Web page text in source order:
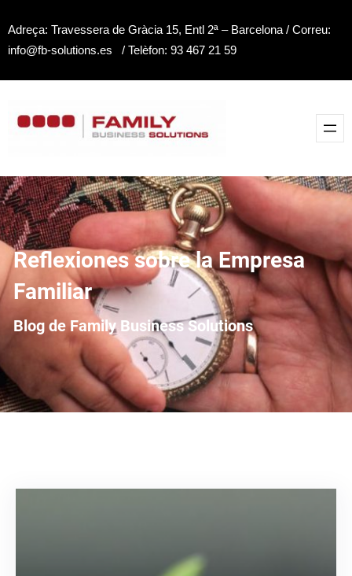
al
contenido
Adreça: Travessera de Gràcia 15, Entl 2ª – Barcelona / Correu:
info@fb-solutions.es / Telèfon: 93 467 21 59
Reflexiones sobre la Empresa
Familiar
Blog de Family Business Solutions